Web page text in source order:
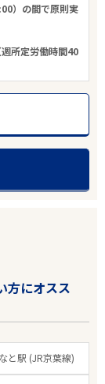
）の間で原則実
所定労働時間40
方にオスス
と駅 (JR京葉線)